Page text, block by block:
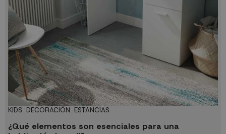
KIDS DECORACIÓN ESTANCIAS
¿Qué elementos son esenciales para una